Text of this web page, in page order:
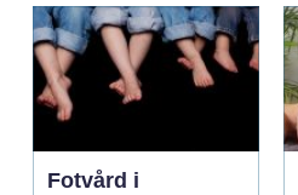
Fotvård i